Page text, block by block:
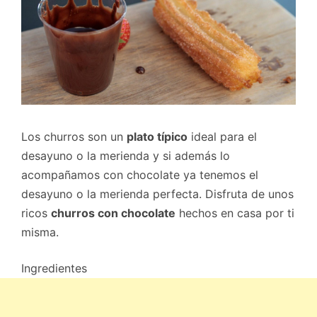
Los churros son un plato típico ideal para el
desayuno o la merienda y si además lo
acompañamos con chocolate ya tenemos el
desayuno o la merienda perfecta. Disfruta de unos
ricos churros con chocolate hechos en casa por ti
misma.
Ingredientes